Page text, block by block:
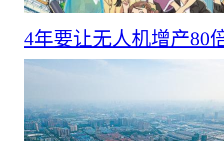
4年要让无人机增产80